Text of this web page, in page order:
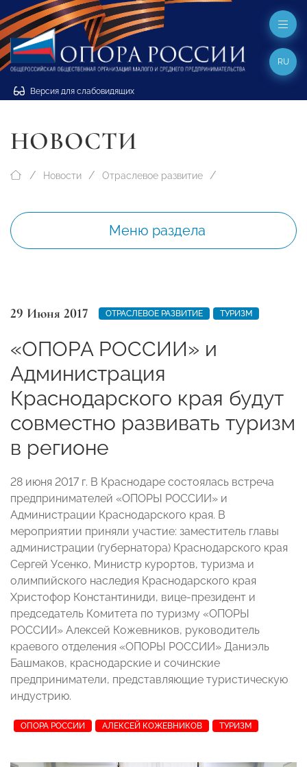
Версия для слабовидящих
RU
НОВОСТИ
Новости Отраслевое развитие
Меню раздела
29 Июня 2017 ОТРАСЛЕВОЕ РАЗВИТИЕ ТУРИЗМ
«ОПОРА РОССИИ» и
Администрация
Краснодарского края будут
совместно развивать туризм
в регионе
28 июня 2017 г. В Краснодаре состоялась встреча
предпринимателей «ОПОРЫ РОССИИ» и
Администрации Краснодарского края. В
мероприятии приняли участие: заместитель главы
администрации (губернатора) Краснодарского края
Сергей Усенко, Министр курортов, туризма и
олимпийского наследия Краснодарского края
Христофор Константиниди, вице-президент и
председатель Комитета по туризму «ОПОРЫ
РОССИИ» Алексей Кожевников, руководитель
краевого отделения «ОПОРЫ РОССИИ» Даниэль
Башмаков, краснодарские и сочинские
предприниматели, представляющие туристическую
индустрию.
ОПОРА РОССИИ АЛЕКСЕЙ КОЖЕВНИКОВ ТУРИЗМ